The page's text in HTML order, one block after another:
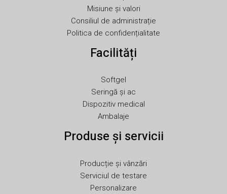
Misiune și valori
Consiliul de administrație
Politica de confidențialitate
Facilități
Softgel
Seringă și ac
Dispozitiv medical
Ambalaje
Produse și servicii
Producție și vânzări
Serviciul de testare
Personalizare